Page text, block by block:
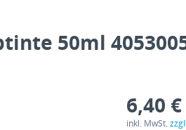
50ml
6,40
inkl. MwSt.